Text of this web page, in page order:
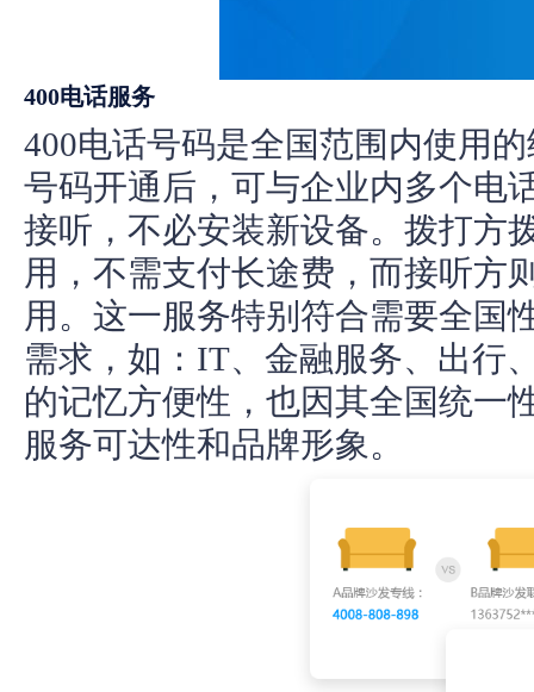
400电话服务
400电话号码是全国范围内使用
号码开通后，可与企业内多个电
接听，不必安装新设备。拨打方
用，不需支付长途费，而接听方
用。这一服务特别符合需要全国
需求，如：IT、金融服务、出行
的记忆方便性，也因其全国统一
服务可达性和品牌形象。